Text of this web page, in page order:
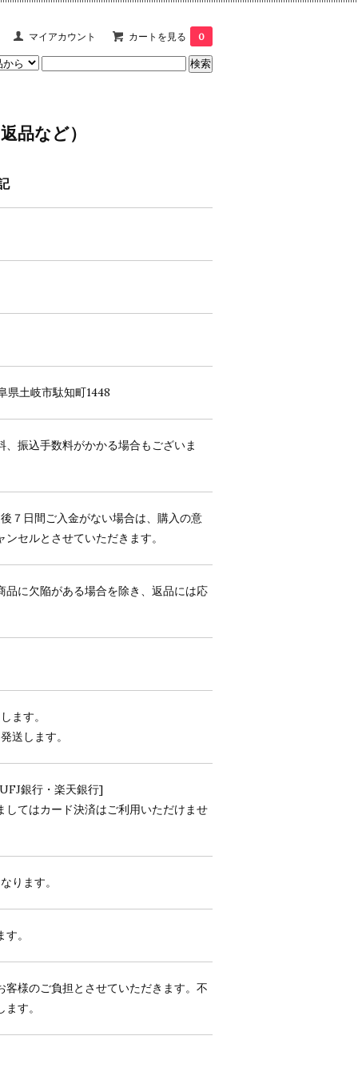
マイアカウント カートを見る 0
品など）
土岐市駄知町1448
振込手数料がかかる場合もございま
７日間ご入金がない場合は、購入の意
セルとさせていただきます。
に欠陥がある場合を除き、返品には応
ます。
送します。
銀行・楽天銀行]
てはカード決済はご利用いただけませ
ります。
。
様のご負担とさせていただきます。不
す。